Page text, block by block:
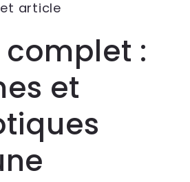
article
:
et